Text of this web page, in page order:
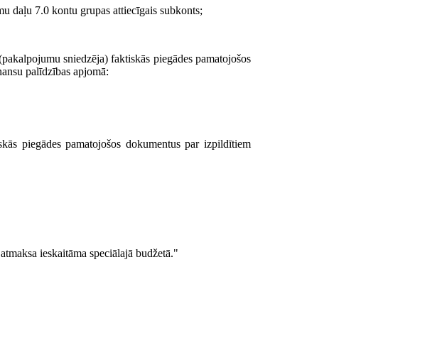
daļu 7.0 kontu grupas attiecīgais subkonts;
sniedzēja) faktiskās piegādes pamatojošos
palīdzības apjomā:
piegādes pamatojošos dokumentus par izpildītiem
ieskaitāma speciālajā budžetā."